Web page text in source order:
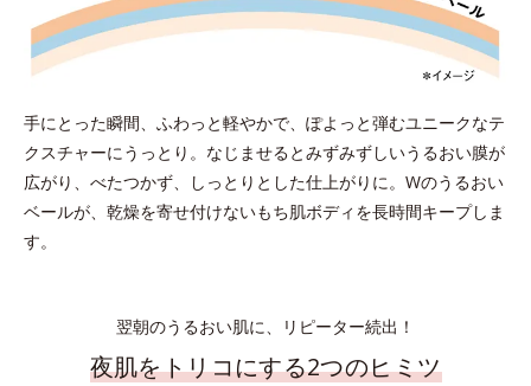
手にとった瞬間、ふわっと軽やかで、ぽよっと弾むユニークなテ
クスチャーにうっとり。なじませるとみずみずしいうるおい膜が
広がり、べたつかず、しっとりとした仕上がりに。Wのうるおい
ベールが、乾燥を寄せ付けないもち肌ボディを長時間キープしま
す。
翌朝のうるおい肌に、リピーター続出！
夜肌をトリコにする2つのヒミツ